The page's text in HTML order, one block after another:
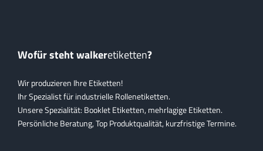
Wofür steht walkeretiketten?
Wir produzieren Ihre Etiketten!
Ihr Spezialist für industrielle Rollenetiketten.
Unsere Spezialität: Booklet Etiketten, mehrlagige Etiketten.
Persönliche Beratung, Top Produktqualität, kurzfristige Termine.